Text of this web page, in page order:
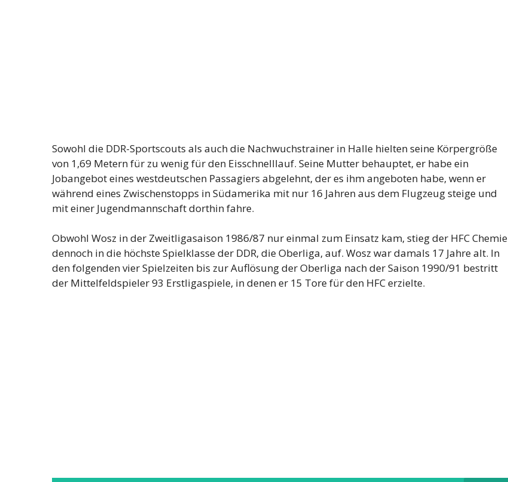
Sowohl die DDR-Sportscouts als auch die Nachwuchstrainer in Halle hielten seine Körpergröße
von 1,69 Metern für zu wenig für den Eisschnelllauf. Seine Mutter behauptet, er habe ein
Jobangebot eines westdeutschen Passagiers abgelehnt, der es ihm angeboten habe, wenn er
während eines Zwischenstopps in Südamerika mit nur 16 Jahren aus dem Flugzeug steige und
mit einer Jugendmannschaft dorthin fahre.
Obwohl Wosz in der Zweitligasaison 1986/87 nur einmal zum Einsatz kam, stieg der HFC Chemie
dennoch in die höchste Spielklasse der DDR, die Oberliga, auf. Wosz war damals 17 Jahre alt. In
den folgenden vier Spielzeiten bis zur Auflösung der Oberliga nach der Saison 1990/91 bestritt
der Mittelfeldspieler 93 Erstligaspiele, in denen er 15 Tore für den HFC erzielte.